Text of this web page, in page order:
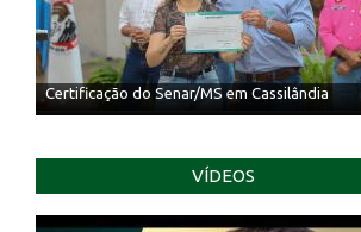
Entrega de Certificados do Senar/MS no SRCG
VÍDEOS